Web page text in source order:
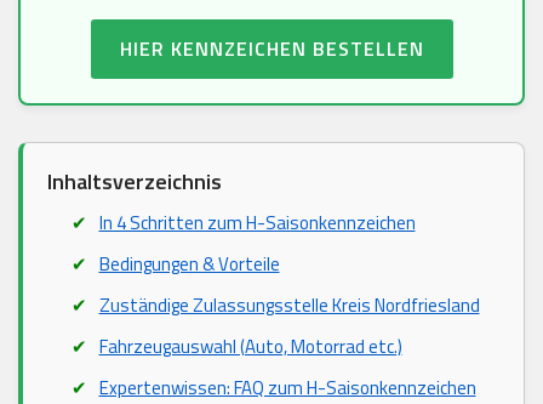
HIER KENNZEICHEN BESTELLEN
Inhaltsverzeichnis
In 4 Schritten zum H-Saisonkennzeichen
Bedingungen & Vorteile
Zuständige Zulassungsstelle Kreis Nordfriesland
Fahrzeugauswahl (Auto, Motorrad etc.)
Expertenwissen: FAQ zum H-Saisonkennzeichen